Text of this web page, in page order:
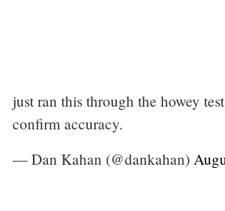
just ran this through the howey
confirm accuracy.
— Dan Kahan (@dankahan)